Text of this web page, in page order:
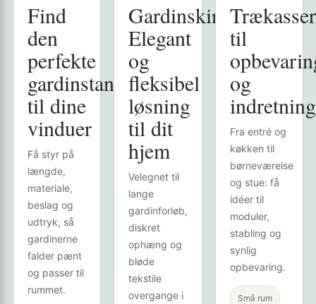
Find
den
perfekte
gardinstang
til dine
vinduer
Få styr på
længde,
materiale,
beslag og
udtryk, så
gardinerne
falder pænt
og passer til
rummet.
Gardinskinne:
Elegant
og
fleksibel
løsning
til dit
hjem
Velegnet til
lange
gardinforløb,
diskret
ophæng og
bløde
tekstile
overgange i
Trækasser
til
og
indretning
Fra entré og
køkken til
børneværelse
og stue: få
idéer til
moduler,
stabling og
synlig
opbevaring.
Små rum